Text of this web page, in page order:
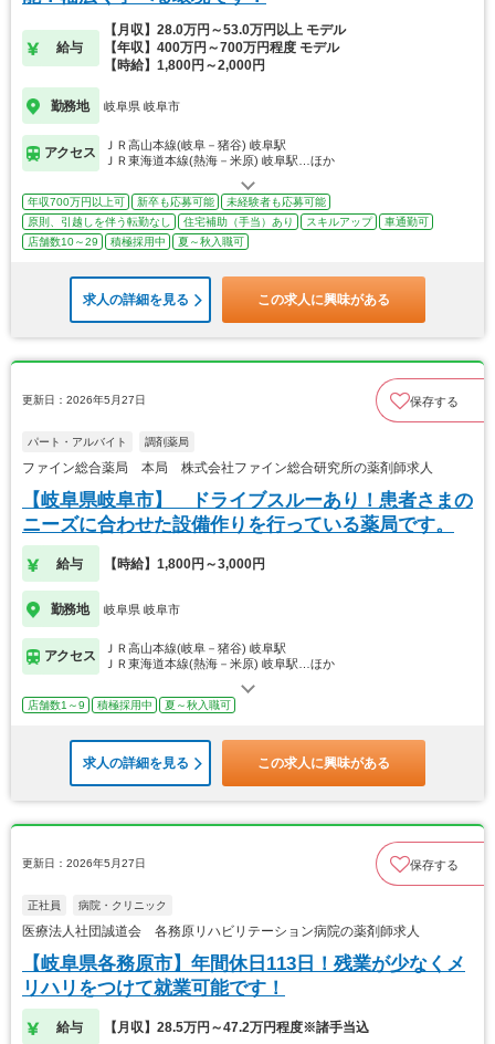
給与
【月収】28.0万円～53.0万円以上 モデル
【年収】400万円～700万円程度 モデル
【時給】1,800円～2,000円
勤務地 岐阜県 岐阜市
アクセス
ＪＲ高山本線(岐阜－猪谷) 岐阜駅
ＪＲ東海道本線(熱海－米原) 岐阜駅…ほか
年収700万円以上可 新卒も応募可能
未経験者も応募可能
原則、引越しを伴う転勤なし
住宅補助（手当）あり スキルアップ
車通勤可
店舗数10～29
積極採用中 夏～秋入職可
求人の詳細を見る この求人に興味がある
更新日：2026年5月27日 保存する
パート・アルバイト 調剤薬局
ファイン総合薬局 本局 株式会社ファイン総合研究所の薬剤師求人
【岐阜県岐阜市】 ドライブスルーあり！患者さまの
ニーズに合わせた設備作りを行っている薬局です。
給与 【時給】1,800円～3,000円
勤務地 岐阜県 岐阜市
アクセス
ＪＲ高山本線(岐阜－猪谷) 岐阜駅
ＪＲ東海道本線(熱海－米原) 岐阜駅…ほか
店舗数1～9 積極採用中 夏～秋入職可
求人の詳細を見る この求人に興味がある
更新日：2026年5月27日 保存する
正社員 病院・クリニック
医療法人社団誠道会 各務原リハビリテーション病院の薬剤師求人
【岐阜県各務原市】年間休日113日！残業が少なくメ
リハリをつけて就業可能です！
給与 【月収】28.5万円～47.2万円程度※諸手当込